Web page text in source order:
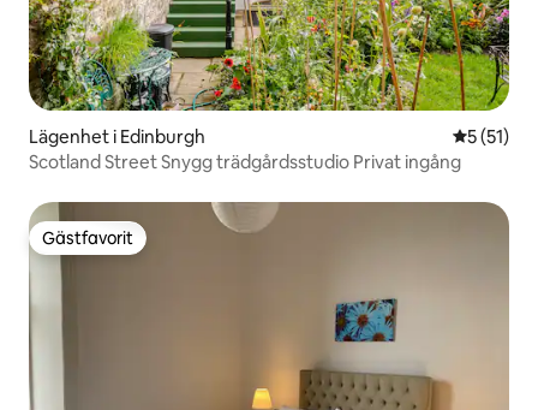
Lägenhet i Edinburgh 5 av 5 i
5 (51)
Scotland Street Snygg trädgårdsstudio Privat ingång
Gästfavorit
Gästfavorit